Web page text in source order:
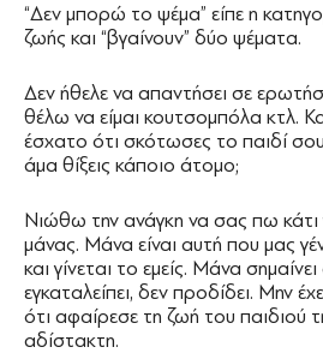
“Δεν μπορώ το ψέμα” είπε η
ζωής και “βγαίνουν” δύο ψέματα.
Δεν ήθελε να απαντήσει σε
θέλω να είμαι κουτσομπόλα κτλ.
έσχατο ότι σκότωσες το παιδί σου
άμα θίξεις κάποιο άτομο;
Νιώθω την ανάγκη να σας πω κάτι
μάνας. Μάνα είναι αυτή που μας
και γίνεται το εμείς. Μάνα
εγκαταλείπει, δεν προδίδει. Μην
ότι αφαίρεσε τη ζωή του παιδιού
αδίστακτη.